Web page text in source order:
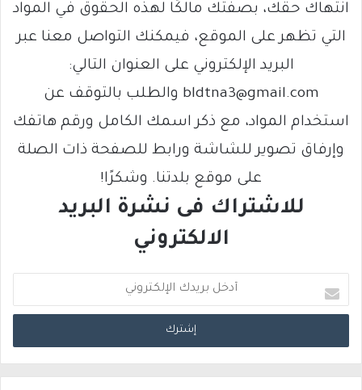
انتهاك حقك، بصفتك مالكًا لهذه الحقوق في المواد
التي تظهر على الموقع، فيمكنك التواصل معنا عبر
البريد الإلكتروني على العنوان التالي:
bldtna3@gmail.com والطلب بالتوقف عن
استخدام المواد، مع ذكر اسمك الكامل ورقم هاتفك
وإرفاق تصوير للشاشة ورابط للصفحة ذات الصلة
على موقع بلدتنا. وشكرًا!
للاشتراك فى نشرة البريد
الالكتروني
د
خ